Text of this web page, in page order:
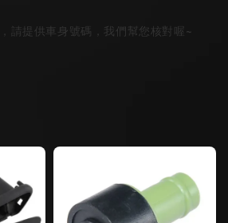
請提供車身號碼，我們幫您核對喔~